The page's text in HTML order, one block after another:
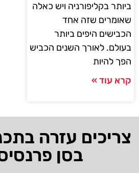
ביותר בקליפורניה ויש כאלה
שאומרים שזה אחד
הכבישים היפים ביותר
בעולם. לאורך השנים הכביש
הפך להיות
קרא עוד »
צריכים עזרה
בסן